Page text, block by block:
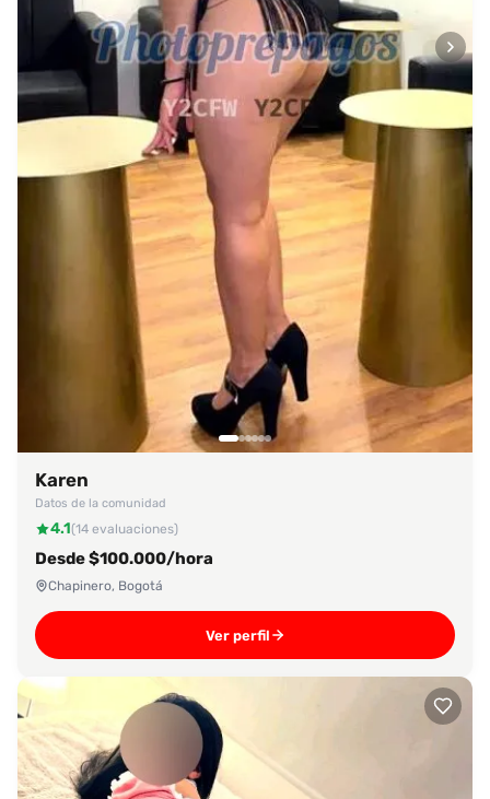
Karen
Datos de la comunidad
4.1(14 evaluaciones)
Desde $100.000/hora
Chapinero, Bogotá
Ver perfil